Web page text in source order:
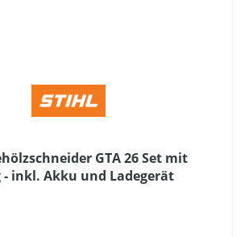
GTA 26 Set mit
- inkl. Akku und Ladegerät